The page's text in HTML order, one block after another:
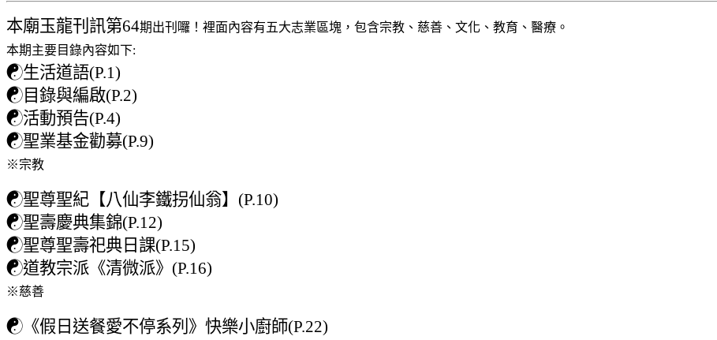
本廟玉龍刊訊第64期出刊囉！裡面內容有五大志業區塊，包含宗教、慈善、文化、教育、醫療。
本期主要目錄內容如下:
☯生活道語(P.1)
☯ 目錄與編啟(P.2)
☯活動預告(P.4)
☯聖業基金勸募(P.9)
※宗教
☯聖尊聖紀【八仙李鐵拐仙翁】(P.10)
☯聖壽慶典集錦(P.12)
☯聖尊聖壽祀典日課(P.15)
☯道教宗派《清微派》(P.16)
※慈善
☯ 《假日送餐愛不停系列》快樂小廚師(P.22)